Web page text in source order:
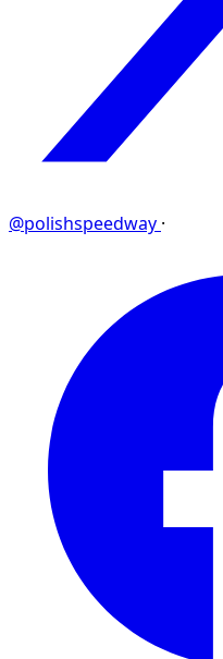
@polishspeedway ·